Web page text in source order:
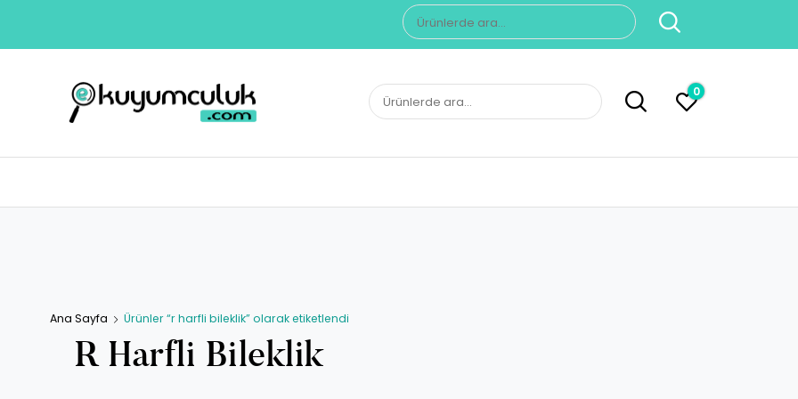
Ara:
E-KUYUMCULUK
Herkesin Kuyumcusu Ara: 0
Ana Sayfa Ürünler “r harfli bileklik” olarak etiketlendi
R Harfli Bileklik